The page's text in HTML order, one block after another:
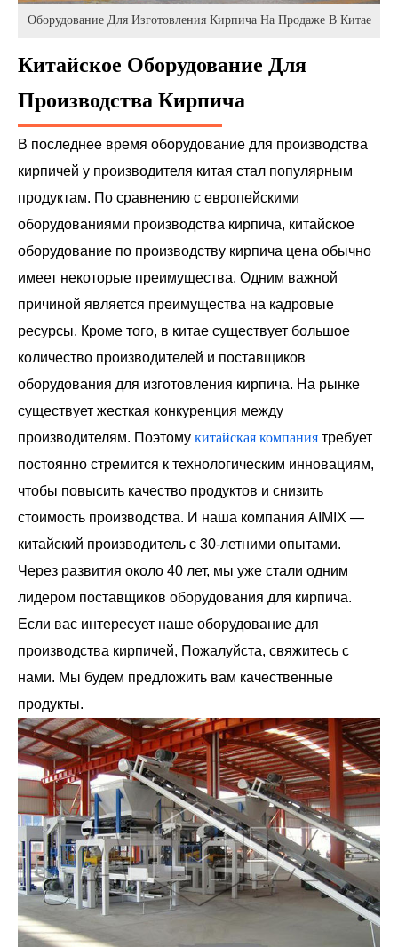
Оборудование Для Изготовления Кирпича На Продаже В Китае
Китайское Оборудование Для
Производства Кирпича
В последнее время оборудование для производства
кирпичей у производителя китая стал популярным
продуктам. По сравнению с европейскими
оборудованиями производства кирпича, китайское
оборудование по производству кирпича цена обычно
имеет некоторые преимущества. Одним важной
причиной является преимущества на кадровые
ресурсы. Кроме того, в китае существует большое
количество производителей и поставщиков
оборудования для изготовления кирпича. На рынке
существует жесткая конкуренция между
производителям. Поэтому китайская компания требует
постоянно стремится к технологическим инновациям,
чтобы повысить качество продуктов и снизить
стоимость производства. И наша компания AIMIX —
китайский производитель с 30-летними опытами.
Через развития около 40 лет, мы уже стали одним
лидером поставщиков оборудования для кирпича.
Если вас интересует наше оборудование для
производства кирпичей, Пожалуйста, свяжитесь с
нами. Мы будем предложить вам качественные
продукты.